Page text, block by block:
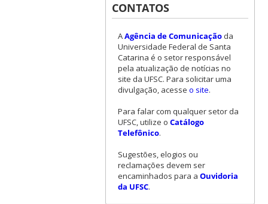
CONTATOS
AAgência de Comunicaçãoda
Universidade Federal de Santa
Catarina é o setor responsável
pela atualização de notícias no
site da UFSC. Para solicitar uma
divulgação, acesse o site.
Para falar com qualquer setor da
UFSC, utilize o Catálogo
Telefônico.
Sugestões, elogios ou
reclamações devem ser
encaminhados para a Ouvidoria
da UFSC.